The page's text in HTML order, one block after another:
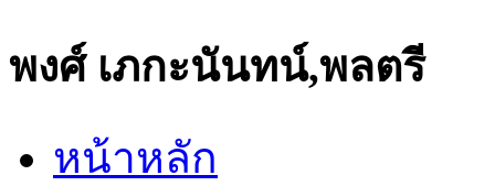
พงศ์ เภกะนันทน์,พลตรี
หน้าหลัก